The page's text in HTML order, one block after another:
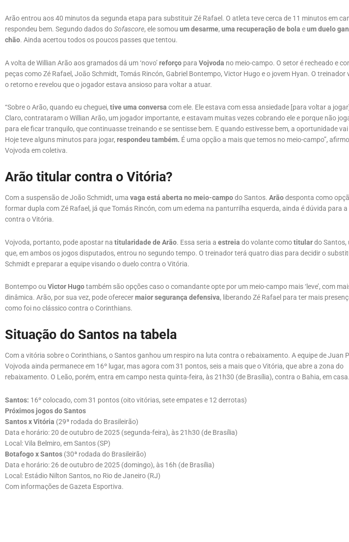
Arão entrou aos 40 minutos da segunda etapa para substituir Zé Rafael. O atleta teve cerca de 11 minutos em
respondeu bem. Segundo dados doSofascore, ele somou um desarme, uma recuperação de bola eum duelo
chão. Ainda acertou todos os poucos passes que tentou.
A volta de Willian Arão aos gramados dá um ‘novo’reforço para Vojvoda no meio-campo. O setor é recheado e
peças como Zé Rafael, João Schmidt, Tomás Rincón, Gabriel Bontempo, Victor Hugo e o jovem Hyan. O treinador
o retorno e revelou que o jogador estava ansioso para voltar a atuar.
“Sobre o Arão, quando eu cheguei, tive uma conversa com ele. Ele estava com essa ansiedade [para voltar a
Claro, contrataram o Willian Arão, um jogador importante, e estavam muitas vezes cobrando ele e porque não
para ele ficar tranquilo, que continuasse treinando e se sentisse bem. E quando estivesse bem, a oportunidade vai
Hoje teve alguns minutos para jogar, respondeu também. É uma opção a mais que temos no meio-campo”,
Vojvoda em coletiva.
Arão titular contra o Vitória?
Com a suspensão de João Schmidt, uma vaga está aberta no meio-campodo Santos. Arãodesponta como
formar dupla com Zé Rafael, já que Tomás Rincón, com um edema na panturrilha esquerda, ainda é dúvida para
contra o Vitória.
Vojvoda, portanto, pode apostar na titularidade de Arão. Essa seria a estreia do volante comotitulardo Santos,
que, em ambos os jogos disputados, entrou no segundo tempo. O treinador terá quatro dias para decidir o
Schmidt e preparar a equipe visando o duelo contra o Vitória.
Bontempo ou Victor Hugotambém são opções caso o comandante opte por um meio-campo mais ‘leve’, com
dinâmica. Arão, por sua vez, pode oferecermaior segurança defensiva, liberando Zé Rafael para ter mais
como foi no clássico contra o Corinthians.
Situação do Santos na tabela
Com a vitória sobre o Corinthians, o Santos ganhou um respiro na luta contra o rebaixamento. A equipe de Juan
Vojvoda ainda permanece em 16º lugar, mas agora com 31 pontos, seis a mais que o Vitória, que abre a zona do
rebaixamento. O Leão, porém, entra em campo nesta quinta-feira, às 21h30 (de Brasília), contra o Bahia, em casa.
Santos: 16º colocado, com 31 pontos (oito vitórias, sete empates e 12 derrotas)
Próximos jogos do Santos
Santos x Vitória (29ª rodada do Brasileirão)
Data e horário: 20 de outubro de 2025 (segunda-feira), às 21h30 (de Brasília)
Local: Vila Belmiro, em Santos (SP)
Botafogo x Santos (30ª rodada do Brasileirão)
Data e horário: 26 de outubro de 2025 (domingo), às 16h (de Brasília)
Local: Estádio Nilton Santos, no Rio de Janeiro (RJ)
Com informações de Gazeta Esportiva.